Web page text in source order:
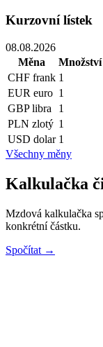
Kurzovní lístek
08.08.2026
Měna
Množství
CHF frank 1
EUR euro 1
GBP libra 1
PLN zlotý 1
USD dolar 1
Všechny měny
Kalkulačka
Mzdová kalkulačka
konkrétní částku.
Spočítat →